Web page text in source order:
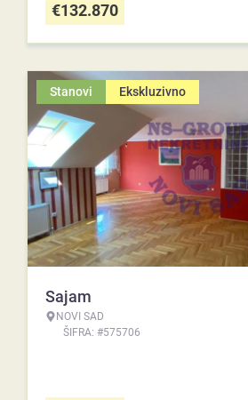
€132.870
Stanovi Ekskluzivno
Sajam
NOVI SAD
ŠIFRA: #575706